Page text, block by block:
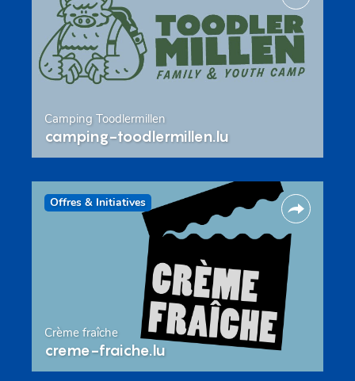
Camping Toodlermillen
camping-toodlermillen.lu
Offres & Initiatives
Crème fraîche
creme-fraiche.lu